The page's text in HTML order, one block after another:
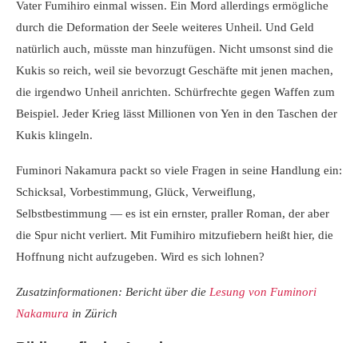
Vater Fumihiro einmal wissen. Ein Mord allerdings ermögliche
durch die Deformation der Seele weiteres Unheil. Und Geld
natürlich auch, müsste man hinzufügen. Nicht umsonst sind die
Kukis so reich, weil sie bevorzugt Geschäfte mit jenen machen,
die irgendwo Unheil anrichten. Schürfrechte gegen Waffen zum
Beispiel. Jeder Krieg lässt Millionen von Yen in den Taschen der
Kukis klingeln.
Fuminori Nakamura packt so viele Fragen in seine Handlung ein:
Schicksal, Vorbestimmung, Glück, Verweiflung,
Selbstbestimmung — es ist ein ernster, praller Roman, der aber
die Spur nicht verliert. Mit Fumihiro mitzufiebern heißt hier, die
Hoffnung nicht aufzugeben. Wird es sich lohnen?
Zusatzinformationen: Bericht über die Lesung von Fuminori
Nakamura in Zürich